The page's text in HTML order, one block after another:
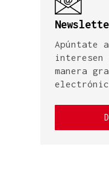
Apúntate
interesen
manera